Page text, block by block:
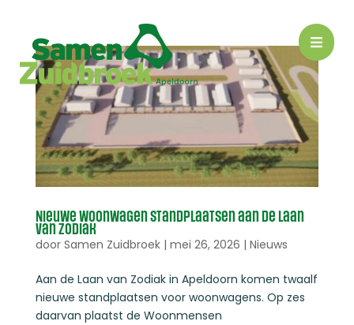

Nieuwe woonwagen standplaatsen aan de Laan
van Zodiak
door Samen Zuidbroek| mei 26, 2026 | Nieuws
Aan de Laan van Zodiak in Apeldoorn komen twaalf
nieuwe standplaatsen voor woonwagens. Op zes
daarvan plaatst de Woonmensen